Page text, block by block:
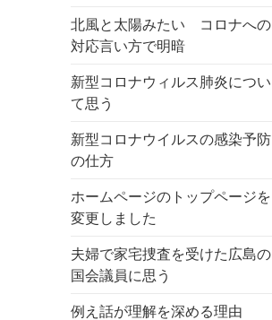
北風と太陽みたい コロナへの
対応言い方で明暗
新型コロナウィルス肺炎につい
て思う
新型コロナウイルスの感染予防
の仕方
ホームページのトップページを
変更しました
夫婦で家宅捜査を受けた広島の
国会議員に思う
例え話が理解を深める理由